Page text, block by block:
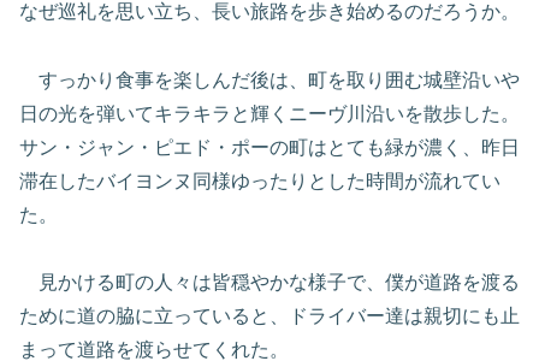
なぜ巡礼を思い立ち、長い旅路を歩き始めるのだろうか。
すっかり食事を楽しんだ後は、町を取り囲む城壁沿いや
日の光を弾いてキラキラと輝くニーヴ川沿いを散歩した。
サン・ジャン・ピエド・ポーの町はとても緑が濃く、昨日
滞在したバイヨンヌ同様ゆったりとした時間が流れてい
た。
見かける町の人々は皆穏やかな様子で、僕が道路を渡る
ために道の脇に立っていると、ドライバー達は親切にも止
まって道路を渡らせてくれた。